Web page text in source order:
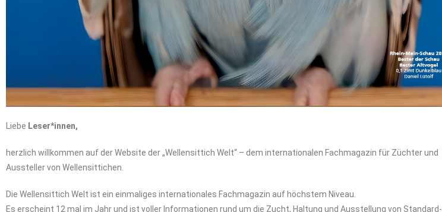
Liebe Leser*innen,
herzlich willkommen auf der Website der „Wellensittich Welt“ – dem internationalen Fachmagazin für Züchter und
Aussteller von Wellensittichen.
Die Wellensittich Welt ist ein einmaliges internationales Fachmagazin auf höchstem Niveau.
Es erscheint 12 mal im Jahr und ist voller Informationen rund um die Zucht, Haltung und Ausstellung von Standard-